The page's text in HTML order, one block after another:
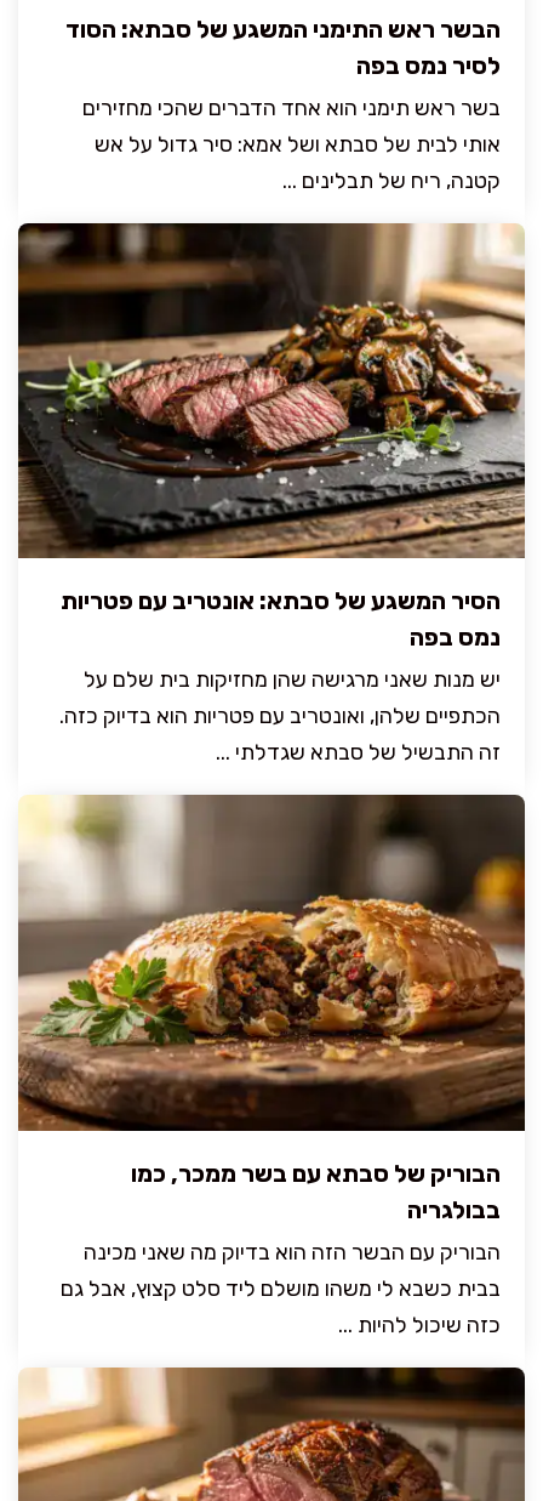
הבשר ראש התימני המשגע של סבתא: הסוד
לסיר נמס בפה
בשר ראש תימני הוא אחד הדברים שהכי מחזירים
אותי לבית של סבתא ושל אמא: סיר גדול על אש
קטנה, ריח של תבלינים ...
הסיר המשגע של סבתא: אונטריב עם פטריות
נמס בפה
יש מנות שאני מרגישה שהן מחזיקות בית שלם על
הכתפיים שלהן, ואונטריב עם פטריות הוא בדיוק כזה.
זה התבשיל של סבתא שגדלתי ...
הבוריק של סבתא עם בשר ממכר, כמו
בבולגריה
הבוריק עם הבשר הזה הוא בדיוק מה שאני מכינה
בבית כשבא לי משהו מושלם ליד סלט קצוץ, אבל גם
כזה שיכול להיות ...